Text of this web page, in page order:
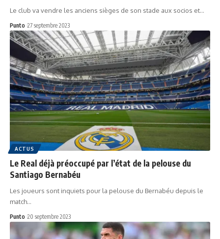
Le club va vendre les anciens sièges de son stade aux socios et…
Punto 27 septembre 2023
ACTUS
Le Real déjà préoccupé par l’état de la pelouse du
Santiago Bernabéu
Les joueurs sont inquiets pour la pelouse du Bernabéu depuis le
match…
Punto 20 septembre 2023